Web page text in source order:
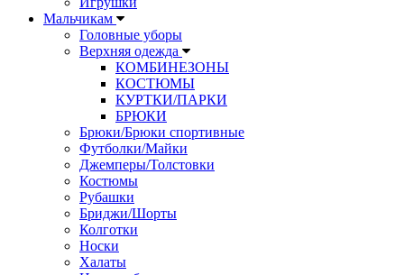
Мальчикам
Головные уборы
Верхняя одежда
КОМБИНЕЗОНЫ
КОСТЮМЫ
КУРТКИ/ПАРКИ
БРЮКИ
Брюки/Брюки спортивные
Футболки/Майки
Джемперы/Толстовки
Костюмы
Рубашки
Бриджи/Шорты
Колготки
Носки
Халаты